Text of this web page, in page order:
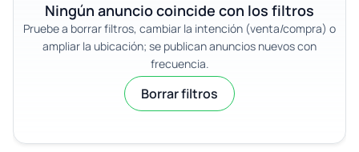
Ningún anuncio coincide con los filtros
Pruebe a borrar filtros, cambiar la intención (venta/compra) o
ampliar la ubicación; se publican anuncios nuevos con
frecuencia.
Borrar filtros